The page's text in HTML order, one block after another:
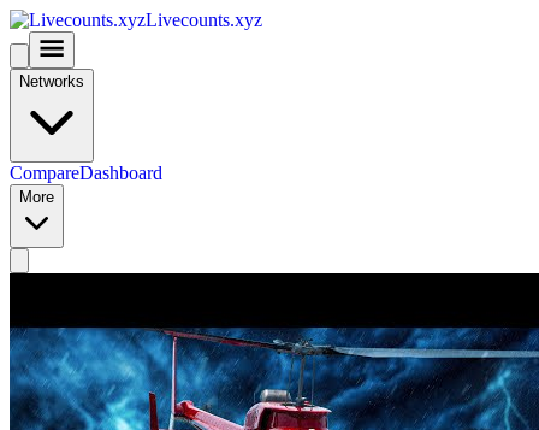
Livecounts.xyz
Networks
CompareDashboard
More